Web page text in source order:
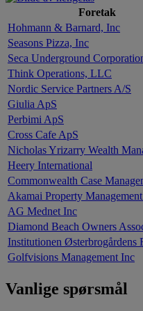
Foretak
Hohmann & Barnard, Inc
Seasons Pizza, Inc
Seca Underground
Think Operations, LLC
Nordic Service Partners A/S
Giulia ApS
Perbimi ApS
Cross Cafe ApS
Nicholas Yrizarry Wealth
Heery International
Commonwealth Case
Akamai Property
AG Mednet Inc
Diamond Beach Owners
Institutionen Østerbrogårdens
Golfvisions Management Inc
Vanlige spørsmål